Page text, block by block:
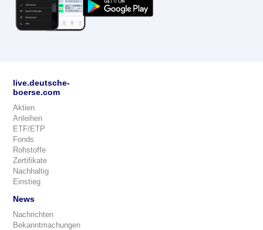
live.deutsche-
boerse.com
Aktien
Anleihen
ETF/ETP
Fonds
Rohstoffe
Zertifikate
Nachhaltig
Einstieg
News
Nachrichten
Bekanntmachungen